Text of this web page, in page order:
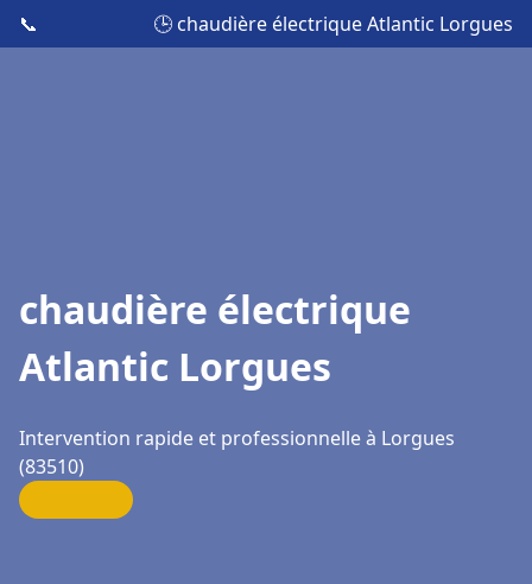
📞 🕒 chaudière électrique Atlantic Lorgues
chaudière électrique
Atlantic Lorgues
Intervention rapide et professionnelle à Lorgues
(83510)